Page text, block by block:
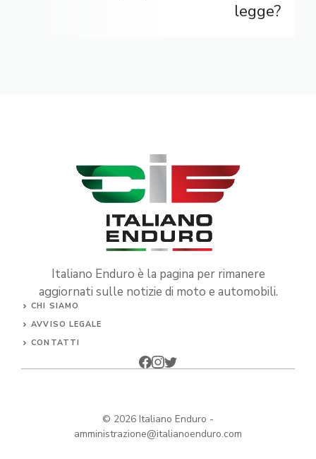
legge?
Italiano Enduro è la pagina per rimanere
aggiornati sulle notizie di moto e automobili.
CHI SIAMO
AVVISO LEGALE
CONTATTI
© 2026 Italiano Enduro -
amministrazione@italianoenduro.com